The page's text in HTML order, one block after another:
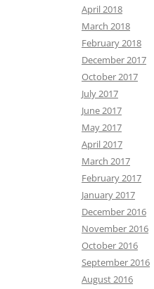
April 2018
March 2018
February 2018
December 2017
October 2017
July 2017
June 2017
May 2017
April 2017
March 2017
February 2017
January 2017
December 2016
November 2016
October 2016
September 2016
August 2016